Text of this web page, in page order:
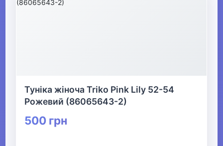
Туніка жіноча Triko Pink Lily 52-54
Рожевий (86065643-2)
500 грн